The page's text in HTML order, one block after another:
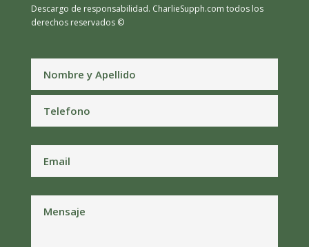
Descargo de responsabilidad. CharlieSupph.com todos los
derechos reservados ©